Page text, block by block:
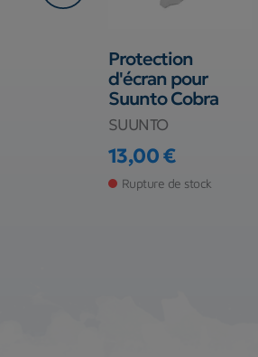
Protection
d'écran pour
Suunto Cobra
SUUNTO
Prix
13,00 €
Rupture de stock